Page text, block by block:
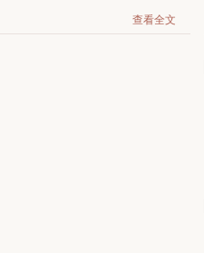
查看全文